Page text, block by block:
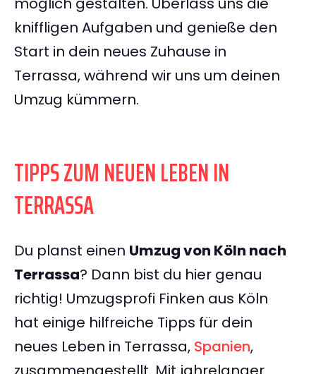
kniffligen Aufgaben und genieße den
Start in dein neues Zuhause in
Terrassa, während wir uns um deinen
Umzug kümmern.
TIPPS ZUM NEUEN LEBEN IN
TERRASSA
Du planst einen Umzug von Köln nach
Terrassa? Dann bist du hier genau
richtig! Umzugsprofi Finken aus Köln
hat einige hilfreiche Tipps für dein
neues Leben in Terrassa, Spanien,